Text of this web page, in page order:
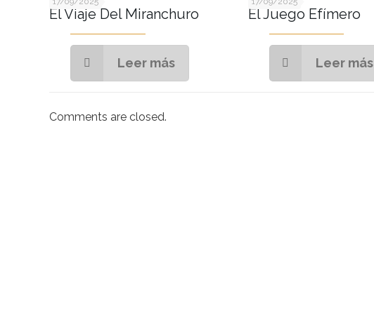
El Viaje Del Miranchuro
Leer más
El Juego Efímero
Leer más
Comments are closed.